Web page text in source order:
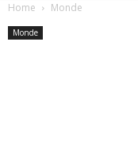
Home Monde
Monde